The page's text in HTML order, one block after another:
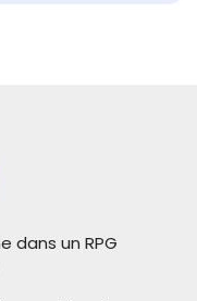
dans un RPG